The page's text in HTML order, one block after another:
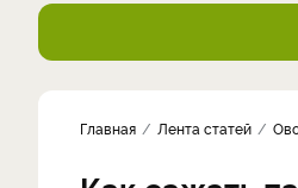
Главная Лента статей